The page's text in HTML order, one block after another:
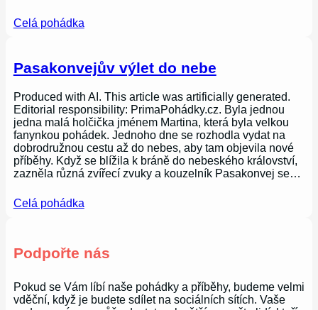
Celá pohádka
Pasakonvejův výlet do nebe
Produced with AI. This article was artificially generated.
Editorial responsibility: PrimaPohádky.cz. Byla jednou
jedna malá holčička jménem Martina, která byla velkou
fanynkou pohádek. Jednoho dne se rozhodla vydat na
dobrodružnou cestu až do nebes, aby tam objevila nové
příběhy. Když se blížila k bráně do nebeského království,
zazněla různá zvířecí zvuky a kouzelník Pasakonvej se…
Celá pohádka
Podpořte nás
Pokud se Vám líbí naše pohádky a příběhy, budeme velmi
vděční, když je budete sdílet na sociálních sítích. Vaše